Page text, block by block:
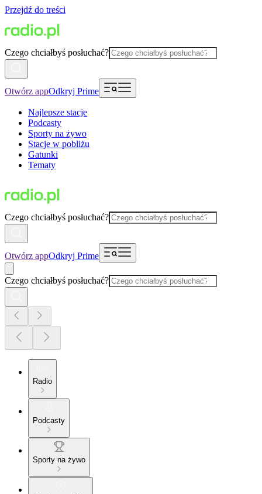
Przejdź do treści
Czego chciałbyś posłuchać?
Otwórz appOdkryj Prime
Najlepsze stacje
Podcasty
Sporty na żywo
Stacje w pobliżu
Gatunki
Tematy
Czego chciałbyś posłuchać?
Otwórz appOdkryj Prime
Czego chciałbyś posłuchać?
Radio
Podcasty
Sporty na żywo